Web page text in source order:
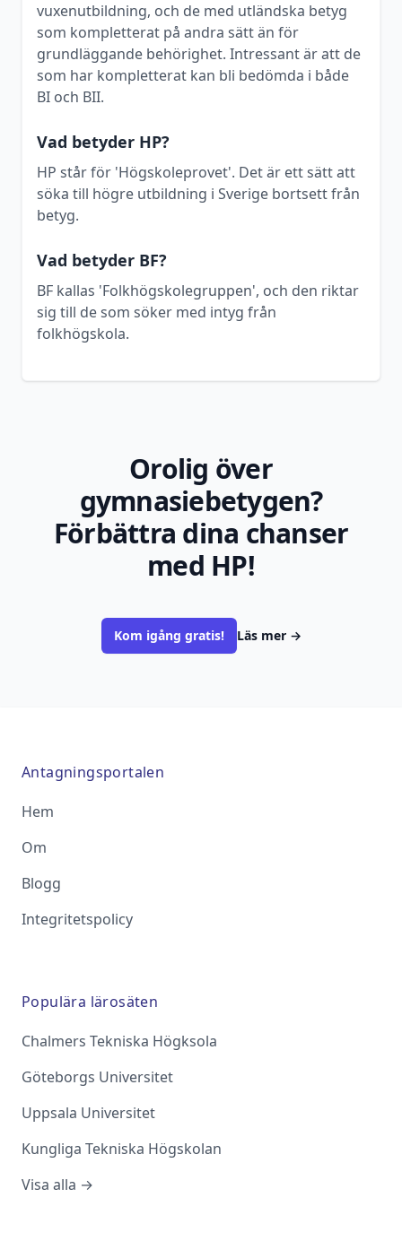
vuxenutbildning, och de med utländska betyg
som kompletterat på andra sätt än för
grundläggande behörighet. Intressant är att de
som har kompletterat kan bli bedömda i både
BI och BII.
Vad betyder HP?
HP står för 'Högskoleprovet'. Det är ett sätt att
söka till högre utbildning i Sverige bortsett från
betyg.
Vad betyder BF?
BF kallas 'Folkhögskolegruppen', och den riktar
sig till de som söker med intyg från
folkhögskola.
Orolig över
gymnasiebetygen?
Förbättra dina chanser
med HP!
Kom igång gratis! Läs mer →
Antagningsportalen
Hem
Om
Blogg
Integritetspolicy
Populära lärosäten
Chalmers Tekniska Högksola
Göteborgs Universitet
Uppsala Universitet
Kungliga Tekniska Högskolan
Visa alla →